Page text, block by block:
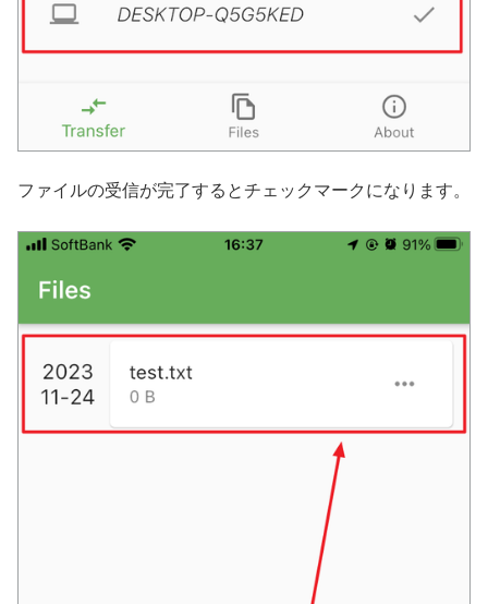
ファイルの受信が完了するとチェックマークになります。